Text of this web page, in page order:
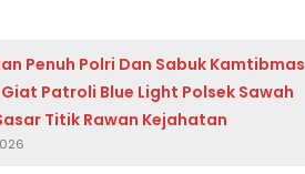
Penuh Polri Dan Sabuk Kamtibmas
Patroli Blue Light Polsek Sawah
Titik Rawan Kejahatan